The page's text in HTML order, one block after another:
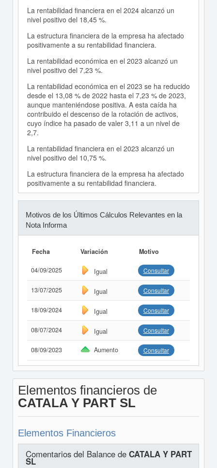
La rentabilidad financiera en el 2024 alcanzó un
nivel positivo del 18,45 %.
La estructura financiera de la empresa ha afectado
positivamente a su rentabilidad financiera.
La rentabilidad económica en el 2023 alcanzó un
nivel positivo del 7,23 %.
La rentabilidad económica en el 2023 se ha reducido
desde el 13,08 % de 2022 hasta el 7,23 % de 2023,
aunque manteniéndose positiva. A esta caída ha
contribuido el descenso de la rotación de activos,
cuyo índice ha pasado de valer 3,11 a un nivel de
2,7.
La rentabilidad financiera en el 2023 alcanzó un
nivel positivo del 10,75 %.
La estructura financiera de la empresa ha afectado
positivamente a su rentabilidad financiera.
Motivos de los Últimos Cálculos Relevantes en la
Nota Informa
Fecha Variación Motivo
04/09/2025 Igual Consultar
13/07/2025 Igual Consultar
18/09/2024 Igual Consultar
08/07/2024 Igual Consultar
08/09/2023 Aumento Consultar
Elementos financieros de
CATALA Y PART SL
Elementos Financieros
Comentarios del Balance de CATALA Y PART
SL